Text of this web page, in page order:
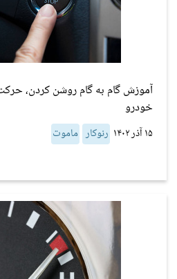
آموزش گام به گام روشن کردن،
خودرو
۱۵ آذر ۱۴۰۲ رنوکار ماموت